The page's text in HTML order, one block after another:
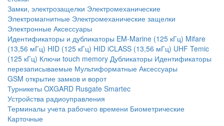
Замки, электрозащелки Электромеханические
Электромагнитные Электромеханические защелки
Электронные Аксессуары
Идентификаторы и дубликаторы EM-Marine (125 кГц) Mifare
(13,56 мГц) HID (125 кГц) HID iCLASS (13,56 мГц) UHF Temic
(125 кГц) Ключи touch memory Дубликаторы Идентификаторы
перезаписываемые Мультиформатные Аксессуары
GSM открытие замков и ворот
Турникеты OXGARD Rusgate Smartec
Устройства радиоуправления
Терминалы учета рабочего времени Биометрические
Карточные